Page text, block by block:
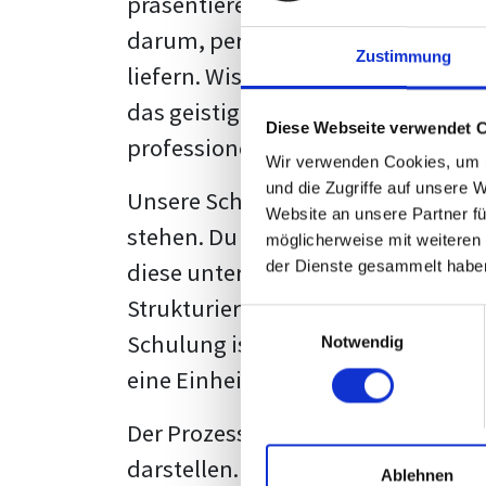
Zustimmung
Diese Webseite verwendet
Wir verwenden Cookies,
und die Zugriffe auf unsere
Website an unsere Partner
möglicherweise mit
der Dienste gesammelt
Notwendig
Ablehnen
darum, persönliche Meinungen
liefern. Wissenschaftliche Texte,
das geistige Eigentum des
professionell zu kommunizieren.
Unsere Schulung wurde mit Blick
stehen. Du wirst nicht nur
diese unter Zuhilfenahme von
Strukturierung ist ebenso
Schulung ist so konzipiert, dass
eine Einheitslösung zu bieten.
Der Prozess des
darstellen. Jedoch, ausgestattet